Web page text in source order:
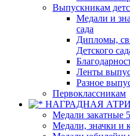
Выпускникам
Медали и
сада
Дипломы,
Детского
Ленты
Разное
Первоклассникам
НАГРАДНАЯ
Медали закатные
Медали, значки и